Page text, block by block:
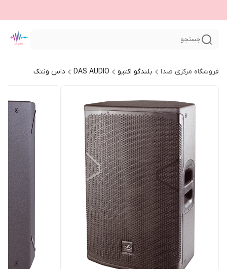
جستجو
فروشگاه مرکزی صدا بلندگو اکتیو DAS AUDIO داس ونتک